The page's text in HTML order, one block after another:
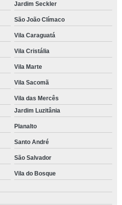
Jardim Seckler
São João Clímaco
Vila Caraguatá
Vila Cristália
Vila Marte
Vila Sacomã
Vila das Mercês
Jardim Luzitânia
Planalto
Santo André
São Salvador
Vila do Bosque